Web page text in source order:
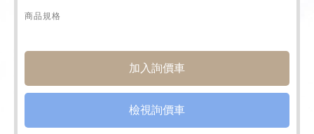
商品規格
檢視詢價車